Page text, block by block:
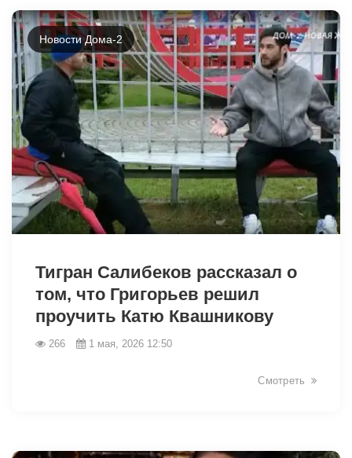
Новости Дома-2
Тигран Салибеков рассказал о
том, что Григорьев решил
проучить Катю Квашникову
266 1 мая, 2026 12:50
Смотреть